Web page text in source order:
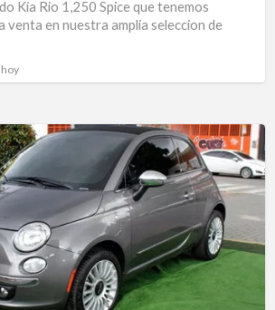
Kia Rio 1,250 Spice que tenemos
venta en nuestra amplia seleccion de